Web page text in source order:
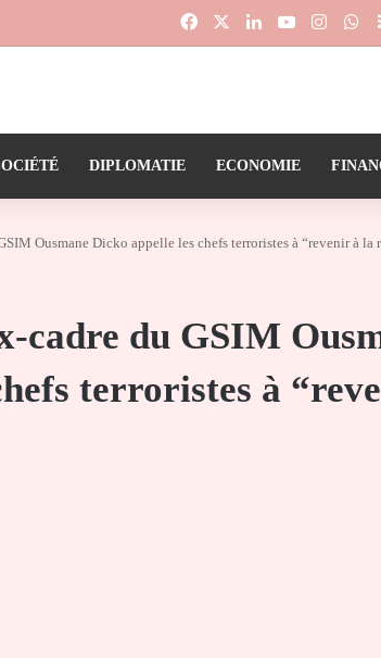
FacebookLinkedinYouTube
DIPLOMATIE ECONOMIE
Ousmane Dicko appelle les chefs terroristes à “revenir à la
cadre du GSIM
terroristes à